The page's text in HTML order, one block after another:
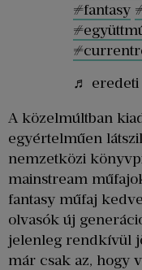
#fantasy
♬ eredeti
A közelmúltban
egyértelműen
nemzetközi
mainstream
fantasy műfaj
olvasók új
jelenleg rendkívül
már csak az, hogy